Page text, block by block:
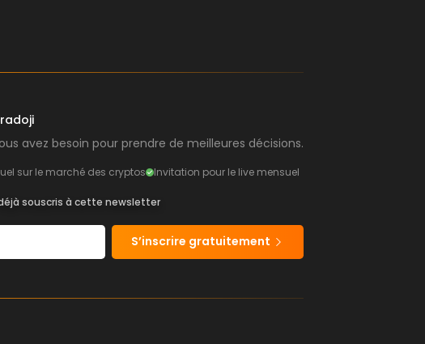
avez besoin pour prendre de meilleures décisions.
sur le marché des cryptos Invitation pour le live mensuel
souscris à cette newsletter
S’inscrire gratuitement